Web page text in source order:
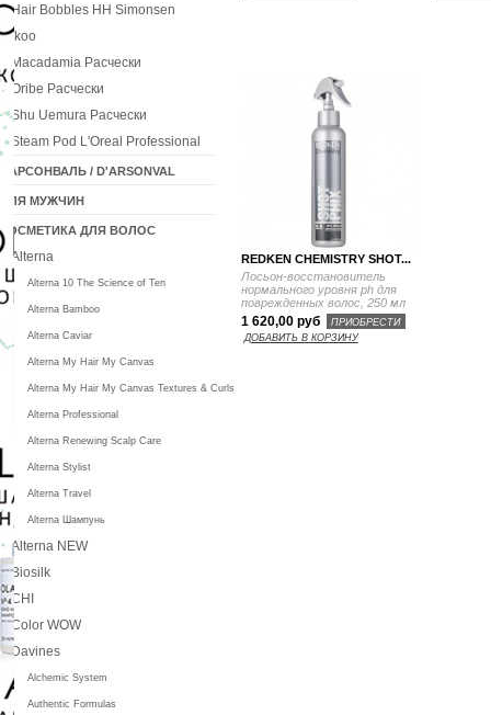
REDKEN CHEMISTRY SHOT...
Лосьон-восстановитель
нормального уровня ph для
поврежденных волос, 250 мл
1 620,00 руб
ПРИОБРЕСТИ
ДОБАВИТЬ В КОРЗИНУ
Hair Bobbles HH Simonsen
Ikoo
Macadamia Расчески
Oribe Расчески
Shu Uemura Расчески
Steam Pod L'Oreal Professional
ДАРСОНВАЛЬ / D'ARSONVAL
ДЛЯ МУЖЧИН
КОСМЕТИКА ДЛЯ ВОЛОС
Alterna
Alterna 10 The Science of Ten
Alterna Bamboo
Alterna Caviar
Alterna My Hair My Canvas
Alterna My Hair My Canvas Textures & Curls
Alterna Professional
Alterna Renewing Scalp Care
Alterna Stylist
Alterna Travel
Alterna Шампунь
Alterna NEW
Biosilk
CHI
Color WOW
Davines
Alchemic System
Authentic Formulas